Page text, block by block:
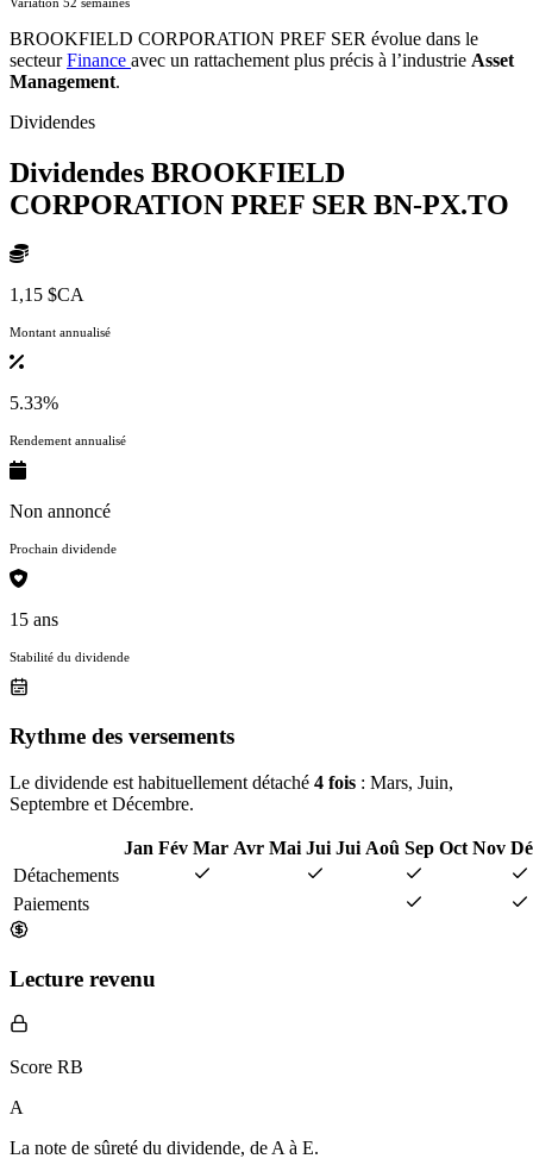
BROOKFIELD CORPORATION PREF SER évolue dans le
secteurFinance avec un rattachement plus précis à l’industrie Asset
Management.
Dividendes
Dividendes BROOKFIELD
CORPORATION PREF SER BN-PX.TO
1,15 $CA
Montant annualisé
5.33%
Rendement annualisé
Non annoncé
Prochain dividende
15 ans
Stabilité du dividende
Rythme des versements
Le dividende est habituellement détaché 4 fois : Mars, Juin,
Septembre et Décembre.
Jan Fév Mar Avr Mai Jui Jui Aoû Sep Oct Nov
Détachements
Paiements
Lecture revenu
Score RB
A
La note de sûreté du dividende, de A à E.